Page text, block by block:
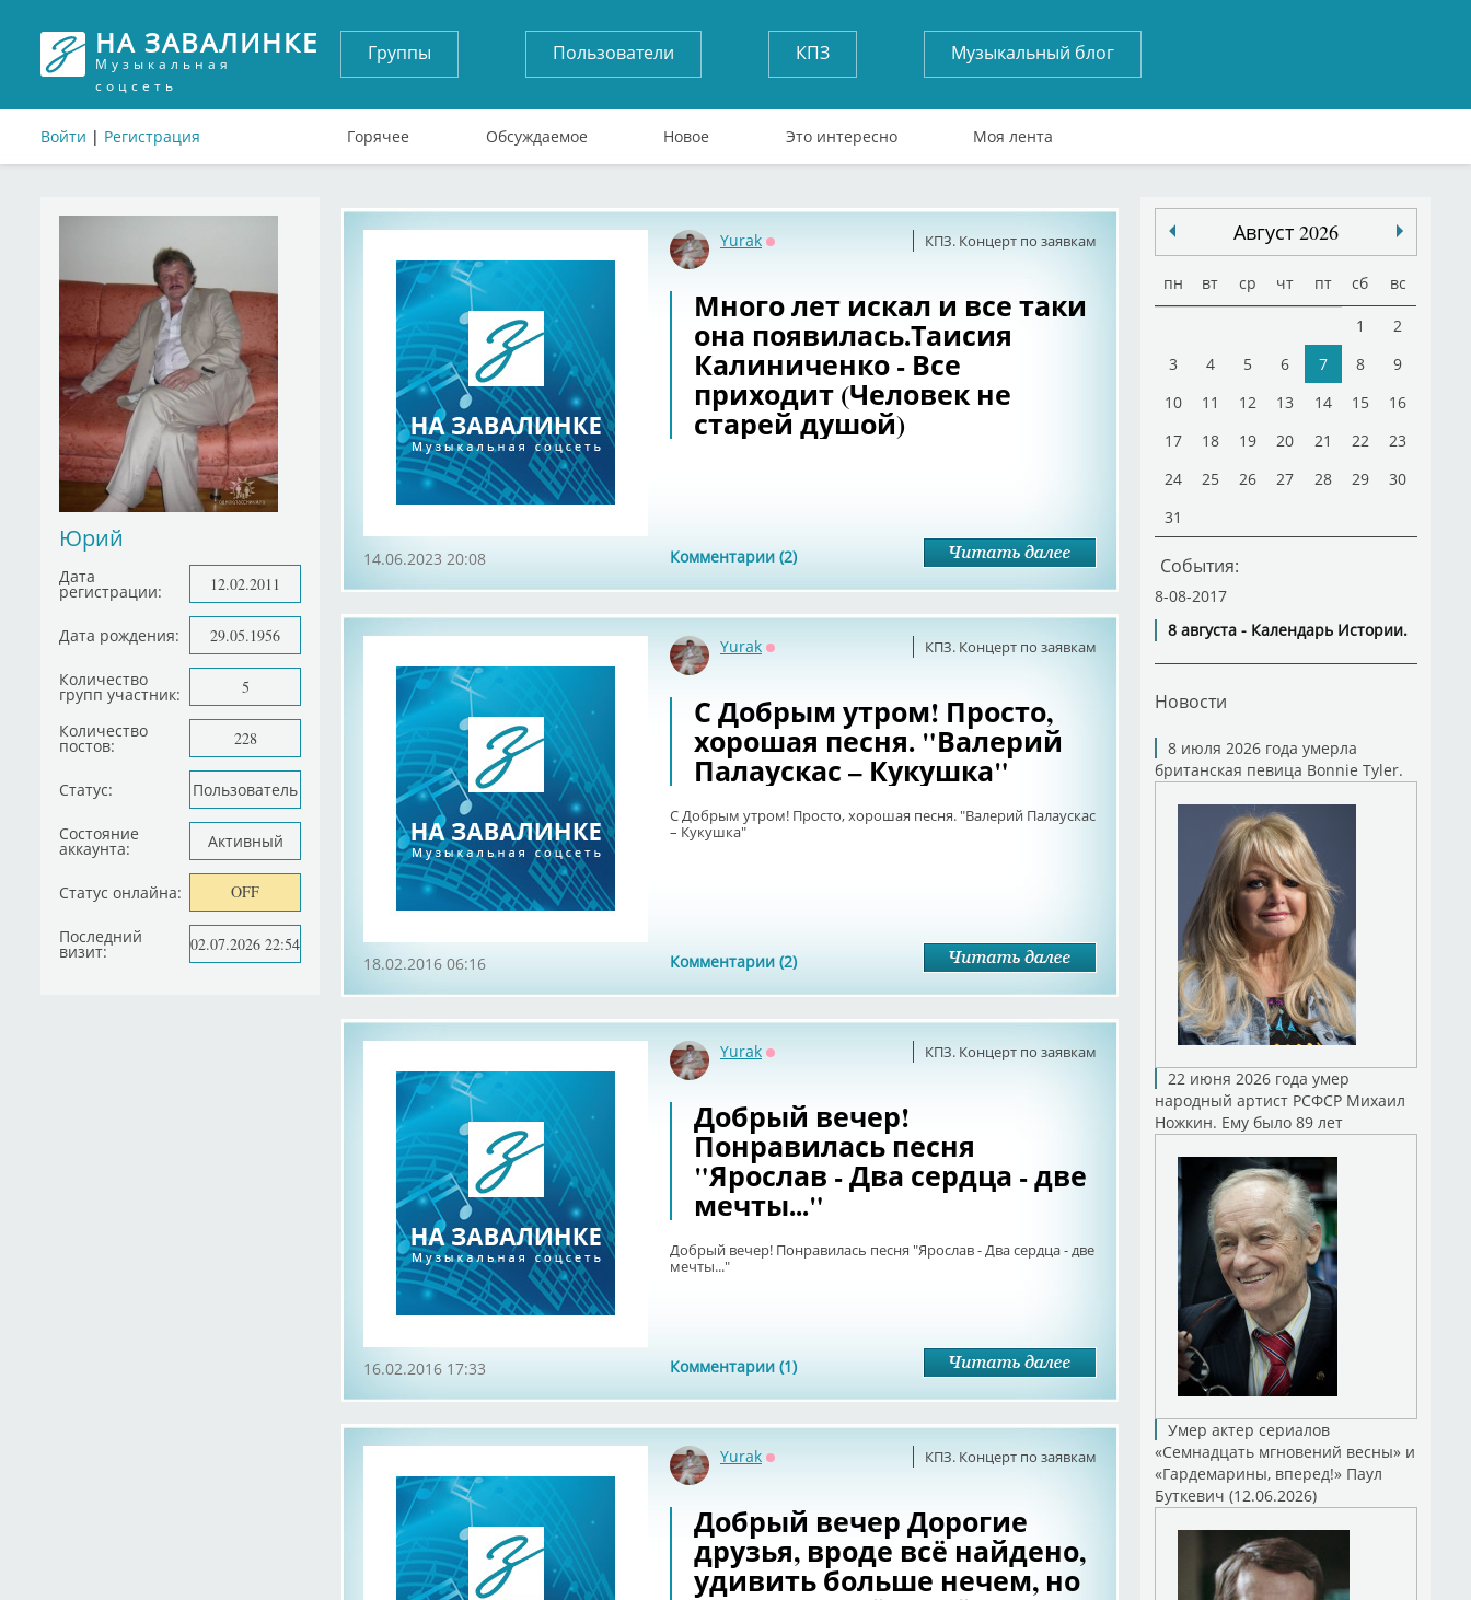
НА ЗАВАЛИНКЕ
Музыкальная
соцсеть
Войти | Регистрация
Группы Пользователи КПЗ Музыкальный блог
Горячее Обсуждаемое Новое Это интересно Моя лента
Юрий
Дата
регистрации: 12.02.2011
Дата рождения: 29.05.1956
Количество
групп участник: 5
Количество
постов: 228
Статус: Пользователь
Состояние
аккаунта: Активный
Статус онлайна: OFF
Последний
визит: 02.07.2026 22:54
КПЗ. Концерт по заявкам
Yurak
Много лет искал и все таки
она появилась.Таисия
Калиниченко - Все
приходит (Человек не
старей душой)
Комментарии (2)
14.06.2023 20:08
КПЗ. Концерт по заявкам
Yurak
С Добрым утром! Просто,
хорошая песня. "Валерий
Палаускас – Кукушка"
С Добрым утром! Просто, хорошая песня. "Валерий Палаускас
– Кукушка"
Комментарии (2)
18.02.2016 06:16
КПЗ. Концерт по заявкам
Yurak
Добрый вечер!
Понравилась песня
"Ярослав - Два сердца - две
мечты..."
Добрый вечер! Понравилась песня "Ярослав - Два сердца - две
мечты..."
Комментарии (1)
16.02.2016 17:33
КПЗ. Концерт по заявкам
Yurak
Добрый вечер Дорогие
друзья, вроде всё найдено,
удивить больше нечем, но
Август 2026
пн вт ср чт пт сб вс
1
2
3
4 5 6 7 8
9
10
11 12 13 14 15
16
17
18 19 20 21 22
23
24
25 26 27 28 29
30
31
События:
8-08-2017
8 августа - Календарь Истории.
Новости
8 июля 2026 года умерла
британская певица Bonnie Tyler.
22 июня 2026 года умер
народный артист РСФСР Михаил
Ножкин. Ему было 89 лет
Умер актер сериалов
«Семнадцать мгновений весны» и
«Гардемарины, вперед!» Паул
Буткевич (12.06.2026)